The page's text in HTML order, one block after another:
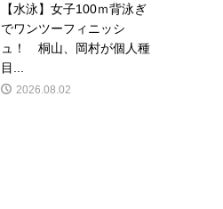
【水泳】女子100ｍ背泳ぎ
でワンツーフィニッシ
ュ！ 桐山、岡村が個人種
目...
2026.08.02